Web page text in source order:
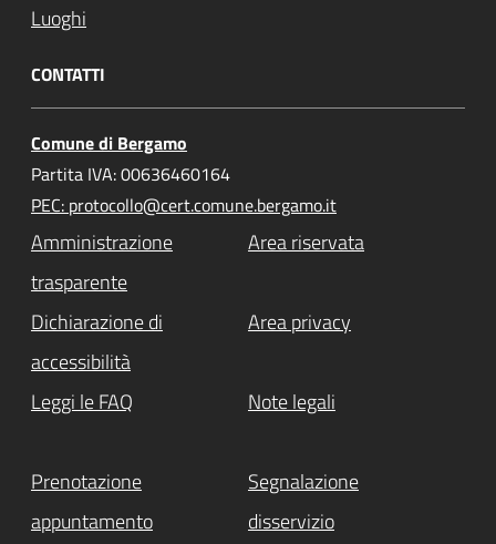
Luoghi
CONTATTI
Comune di Bergamo
Partita IVA: 00636460164
PEC: protocollo@cert.comune.bergamo.it
Amministrazione
trasparente
Area riservata
Dichiarazione di
accessibilità
Area privacy
Leggi le FAQ Note legali
Prenotazione
appuntamento
Segnalazione
disservizio